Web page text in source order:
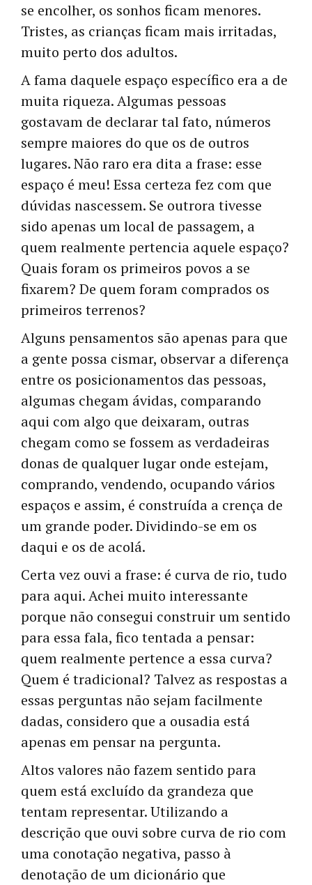
se encolher, os sonhos ficam menores.
Tristes, as crianças ficam mais irritadas,
muito perto dos adultos.
A fama daquele espaço específico era a de
muita riqueza. Algumas pessoas
gostavam de declarar tal fato, números
sempre maiores do que os de outros
lugares. Não raro era dita a frase: esse
espaço é meu! Essa certeza fez com que
dúvidas nascessem. Se outrora tivesse
sido apenas um local de passagem, a
quem realmente pertencia aquele espaço?
Quais foram os primeiros povos a se
fixarem? De quem foram comprados os
primeiros terrenos?
Alguns pensamentos são apenas para que
a gente possa cismar, observar a diferença
entre os posicionamentos das pessoas,
algumas chegam ávidas, comparando
aqui com algo que deixaram, outras
chegam como se fossem as verdadeiras
donas de qualquer lugar onde estejam,
comprando, vendendo, ocupando vários
espaços e assim, é construída a crença de
um grande poder. Dividindo-se em os
daqui e os de acolá.
Certa vez ouvi a frase: é curva de rio, tudo
para aqui. Achei muito interessante
porque não consegui construir um sentido
para essa fala, fico tentada a pensar:
quem realmente pertence a essa curva?
Quem é tradicional? Talvez as respostas a
essas perguntas não sejam facilmente
dadas, considero que a ousadia está
apenas em pensar na pergunta.
Altos valores não fazem sentido para
quem está excluído da grandeza que
tentam representar. Utilizando a
descrição que ouvi sobre curva de rio com
uma conotação negativa, passo à
denotação de um dicionário que